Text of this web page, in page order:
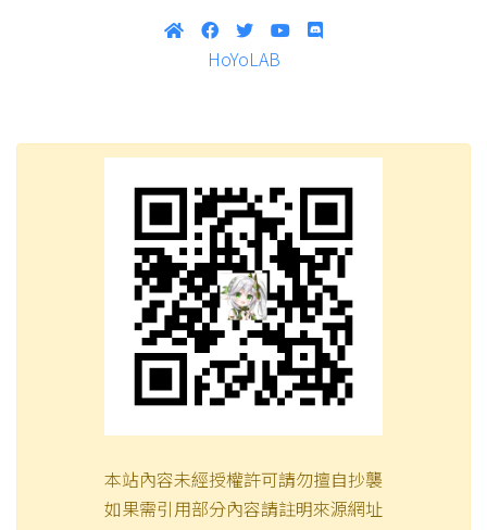
HoYoLAB
本站內容未經授權許可請勿擅自抄襲
如果需引用部分內容請註明來源網址